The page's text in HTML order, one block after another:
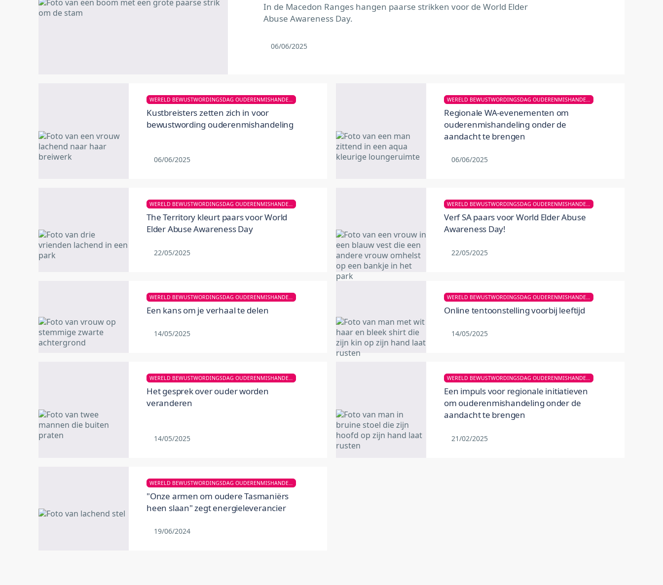
In de Macedon Ranges hangen paarse strikken voor de World Elder
Abuse Awareness Day.
06/06/2025
Kustbreisters zetten zich in voor
bewustwording ouderenmishandeling
06/06/2025
Regionale WA-evenementen om
ouderenmishandeling onder de
aandacht te brengen
06/06/2025
WERELD BEWUSTWORDINGSDAG OUDERENMISHANDELING
The Territory kleurt paars voor World
Elder Abuse Awareness Day
22/05/2025
WERELD BEWUSTWORDINGSDAG OUDERENMISHANDELING
Verf SA paars voor World Elder Abuse
Awareness Day!
22/05/2025
Een kans om je verhaal te delen
14/05/2025
Online tentoonstelling voorbij leeftijd
14/05/2025
WERELD BEWUSTWORDINGSDAG OUDERENMISHANDELING
Het gesprek over ouder worden
veranderen
14/05/2025
WERELD BEWUSTWORDINGSDAG OUDERENMISHANDELING
Een impuls voor regionale initiatieven
om ouderenmishandeling onder de
aandacht te brengen
21/02/2025
"Onze armen om oudere Tasmaniërs
heen slaan" zegt energieleverancier
19/06/2024